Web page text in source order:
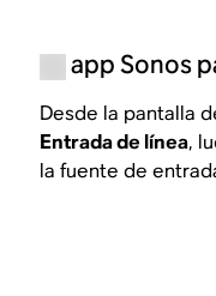
app Sonos
Desde la pantalla
Entrada de línea,
la fuente de